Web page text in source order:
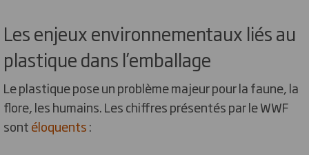
Les enjeux environnementaux liés au
plastique dans l’emballage
Le plastique pose un problème majeur pour la faune, la
flore, les humains. Les chiffres présentés par le WWF
sontéloquents: